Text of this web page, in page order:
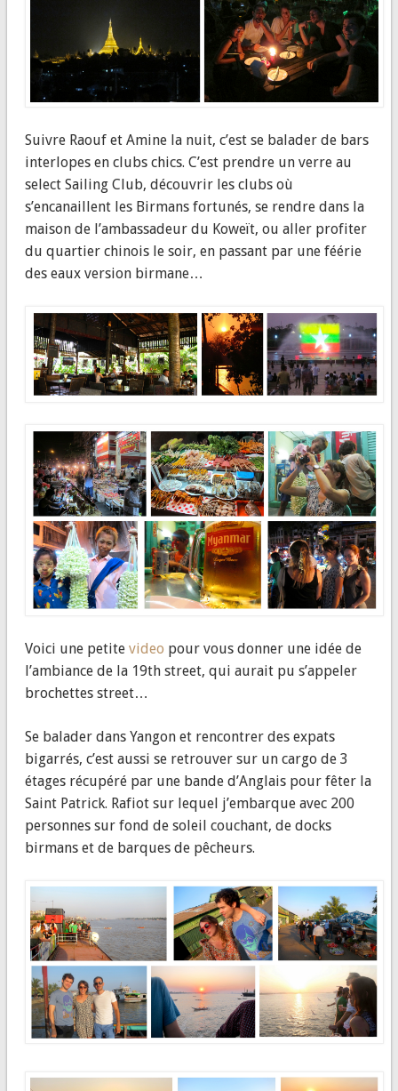
Suivre Raouf et Amine la nuit, c’est se balader de bars
interlopes en clubs chics. C’est prendre un verre au
select Sailing Club, découvrir les clubs où
s’encanaillent les Birmans fortunés, se rendre dans la
maison de l’ambassadeur du Koweït, ou aller profiter
du quartier chinois le soir, en passant par une féérie
des eaux version birmane…
Voici une petite video pour vous donner une idée de
l’ambiance de la 19th street, qui aurait pu s’appeler
brochettes street…
Se balader dans Yangon et rencontrer des expats
bigarrés, c’est aussi se retrouver sur un cargo de 3
étages récupéré par une bande d’Anglais pour fêter la
Saint Patrick. Rafiot sur lequel j’embarque avec 200
personnes sur fond de soleil couchant, de docks
birmans et de barques de pêcheurs.